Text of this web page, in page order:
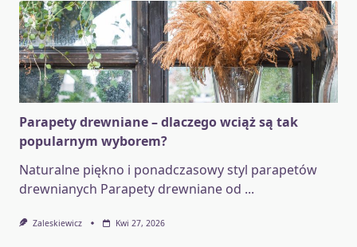
Parapety drewniane – dlaczego wciąż są tak
popularnym wyborem?
Naturalne piękno i ponadczasowy styl parapetów
drewnianych Parapety drewniane od ...
Zaleskiewicz Kwi 27, 2026